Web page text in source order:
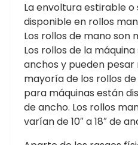
La envoltura estirable
disponible en rollos
Los rollos de mano son
Los rollos de la
anchos y pueden pesar
mayoría de los rollos
para máquinas están
de ancho. Los rollos
varían de 10″ a 18″ de